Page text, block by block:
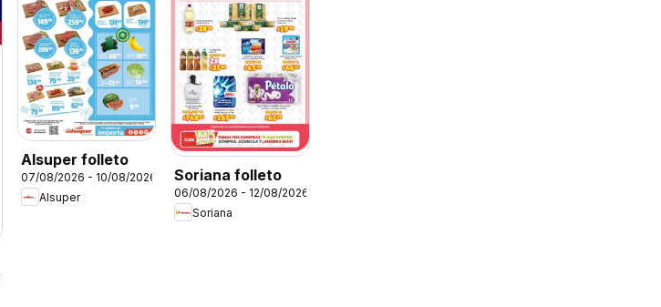
Alsuper folleto
07/08/2026 - 10/08/2026
Alsuper
Soriana folleto
06/08/2026 - 12/08/2026
Soriana